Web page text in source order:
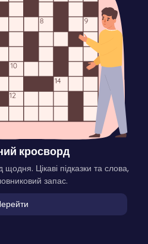
кросворд
Цікаві підказки та слова,
запас.